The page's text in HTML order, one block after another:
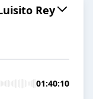
Rey
01:40:10